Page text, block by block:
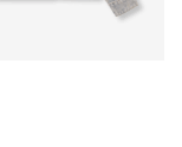
gewählt